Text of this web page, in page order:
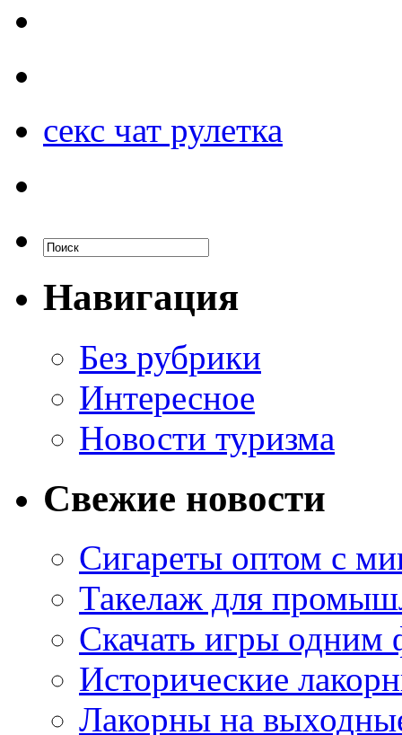
секс чат рулетка
Навигация
Без рубрики
Интересное
Новости туризма
Свежие новости
Сигареты оптом с
Такелаж для
Скачать игры одним
Исторические
Лакорны на